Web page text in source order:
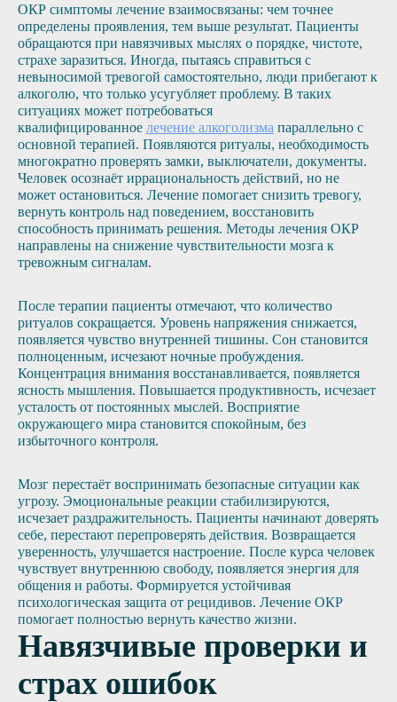
ОКР симптомы лечение взаимосвязаны: чем точнее
определены проявления, тем выше результат. Пациенты
обращаются при навязчивых мыслях о порядке, чистоте,
страхе заразиться. Иногда, пытаясь справиться с
невыносимой тревогой самостоятельно, люди прибегают к
алкоголю, что только усугубляет проблему. В таких
ситуациях может потребоваться
квалифицированное лечение алкоголизма параллельно с
основной терапией. Появляются ритуалы, необходимость
многократно проверять замки, выключатели, документы.
Человек осознаёт иррациональность действий, но не
может остановиться. Лечение помогает снизить тревогу,
вернуть контроль над поведением, восстановить
способность принимать решения. Методы лечения ОКР
направлены на снижение чувствительности мозга к
тревожным сигналам.
После терапии пациенты отмечают, что количество
ритуалов сокращается. Уровень напряжения снижается,
появляется чувство внутренней тишины. Сон становится
полноценным, исчезают ночные пробуждения.
Концентрация внимания восстанавливается, появляется
ясность мышления. Повышается продуктивность, исчезает
усталость от постоянных мыслей. Восприятие
окружающего мира становится спокойным, без
избыточного контроля.
Мозг перестаёт воспринимать безопасные ситуации как
угрозу. Эмоциональные реакции стабилизируются,
исчезает раздражительность. Пациенты начинают доверять
себе, перестают перепроверять действия. Возвращается
уверенность, улучшается настроение. После курса человек
чувствует внутреннюю свободу, появляется энергия для
общения и работы. Формируется устойчивая
психологическая защита от рецидивов. Лечение ОКР
помогает полностью вернуть качество жизни.
Навязчивые проверки и
страх ошибок